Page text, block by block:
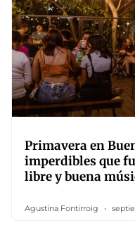
Primavera en
imperdibles que
libre y buena
Agustina Fontirroig